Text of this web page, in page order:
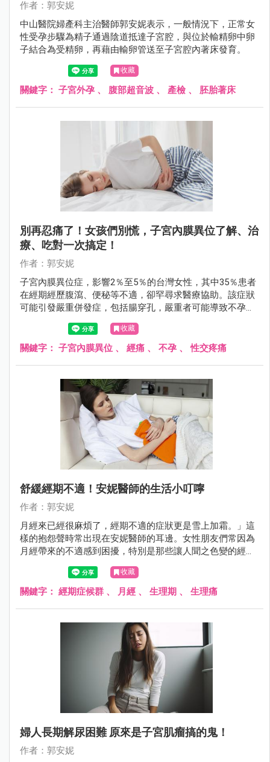
作者：郭安妮
中山醫院婦產科主治醫師郭安妮表示，一般情況下，正常女
性受孕步驟為精子通過陰道抵達子宮腔，與位於輸精卵中卵
子結合為受精卵，再藉由輸卵管送至子宮腔內著床發育。
收藏
關鍵字： 子宮外孕 、 腹部超音波 、 產檢 、 胚胎著床
別再忍痛了！女孩們別慌，子宮內膜異位了解、治
療、吃對一次搞定！
作者：郭安妮
子宮內膜異位症，影響2％至5％的台灣女性，其中35％患者
在經期經歷腹瀉、便秘等不適，卻罕尋求醫療協助。該症狀
可能引發嚴重併發症，包括腸穿孔，嚴重者可能導致不孕。
臨床表現包括經痛、不孕症、性交疼痛等。及早發現及治療
至關重要，特別對計劃生育的女性，懷孕期間的荷爾蒙變化
有助於症狀緩解。
收藏
關鍵字： 子宮內膜異位 、 經痛 、 不孕 、性交疼痛
舒緩經期不適！安妮醫師的生活小叮嚀
作者：郭安妮
月經來已經很麻煩了，經期不適的症狀更是雪上加霜。」這
樣的抱怨聲時常出現在安妮醫師的耳邊。女性朋友們常因為
月經帶來的不適感到困擾，特別是那些讓人聞之色變的經期
症候群，在年齡介於 20 ~ 40 歲之間更是常見，尤其是在 25
~ 35 歲這個年齡段達到高峰。在這裡，安妮醫師將與大家分
享一些能夠幫助你揮別生理不適、重拾好氣色的建議。
收藏
關鍵字： 經期症候群 、 月經 、 生理期 、 生理痛
婦人長期解尿困難 原來是子宮肌瘤搞的鬼！
作者：郭安妮